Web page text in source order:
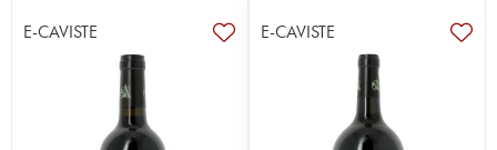
E-CAVISTE E-CAVISTE